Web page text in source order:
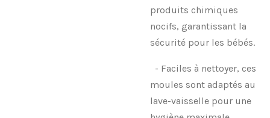
produits chimiques
nocifs, garantissant la
sécurité pour les bébés.
- Faciles à nettoyer, ces
moules sont adaptés au
lave-vaisselle pour une